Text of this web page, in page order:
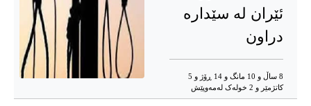
ئێران لە سێدارە
دراون
8 ساڵ و 10 مانگ و 14 ڕۆژ و 5
کاتژمێر و 2 خوله‌ک له‌مه‌وپێش‌